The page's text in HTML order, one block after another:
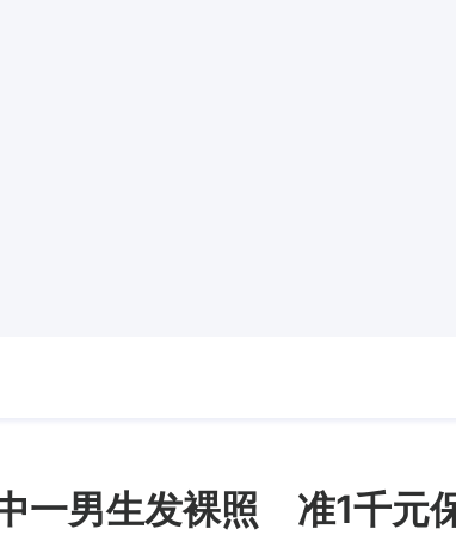
一男生发裸照 准1千元